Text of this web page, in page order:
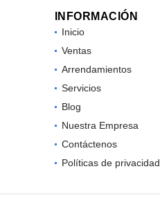
INFORMACIÓN
Inicio
Ventas
Arrendamientos
Servicios
Blog
Nuestra Empresa
Contáctenos
Políticas de privacidad